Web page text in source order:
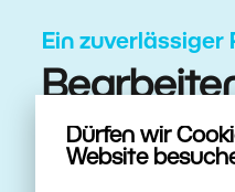
Dürfen wir
Website
Ein zuverlässiger
besten